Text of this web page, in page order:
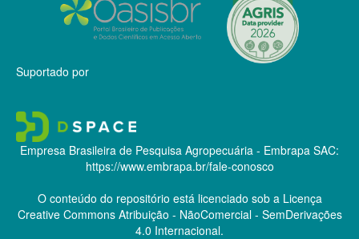
Suportado por
Empresa Brasileira de Pesquisa Agropecuária - Embrapa SAC:
https://www.embrapa.br/fale-conosco
O conteúdo do repositório está licenciado sob a Licença
Creative CommonsAtribuição - NãoComercial - SemDerivações
4.0 Internacional.